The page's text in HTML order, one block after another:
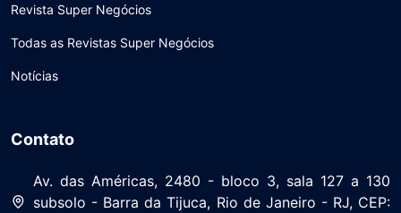
Revista Super Negócios
Todas as Revistas Super Negócios
Notícias
Contato
Av. das Américas, 2480 - bloco 3, sala 127 a 130
subsolo - Barra da Tijuca, Rio de Janeiro - RJ, CEP: